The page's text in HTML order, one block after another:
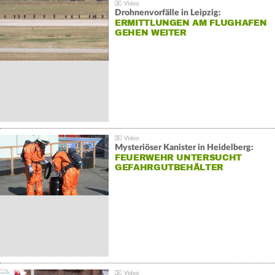
Drohnenvorfälle in Leipzig:
ERMITTLUNGEN AM FLUGHAFEN
GEHEN WEITER
Mysteriöser Kanister in Heidelberg:
FEUERWEHR UNTERSUCHT
GEFAHRGUTBEHÄLTER